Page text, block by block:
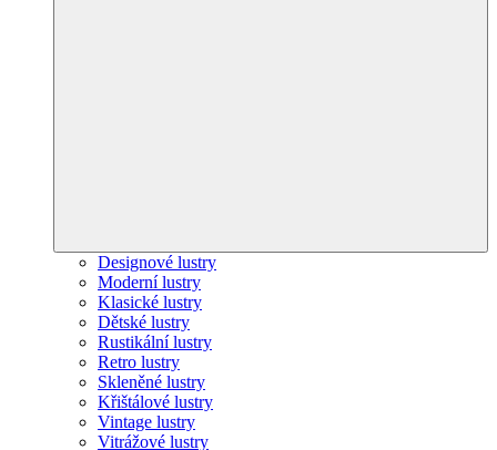
Designové lustry
Moderní lustry
Klasické lustry
Dětské lustry
Rustikální lustry
Retro lustry
Skleněné lustry
Křištálové lustry
Vintage lustry
Vitrážové lustry